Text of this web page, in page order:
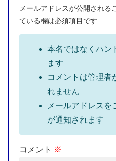
メールアドレスが公開される
ている欄は必須項目です
本名ではなくハン
ます
コメントは管理者
れません
メールアドレスを
が通知されます
コメント ※